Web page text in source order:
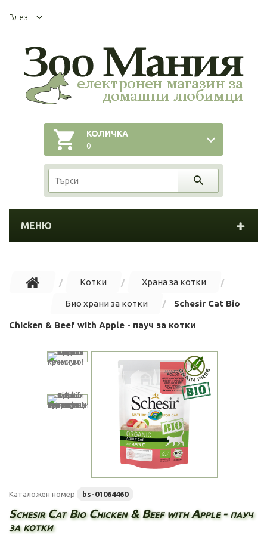
Влез
КОЛИЧКА
0
МЕНЮ
Котки Храна за котки
Био храни за котки Schesir Cat Bio
Chicken & Beef with Apple - пауч за котки
Каталожен номер bs-01064460
Schesir Cat Bio Chicken & Beef with Apple - пауч
за котки